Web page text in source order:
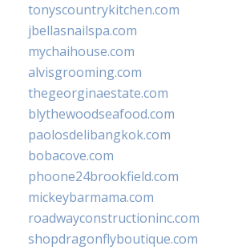
tonyscountrykitchen.com
jbellasnailspa.com
mychaihouse.com
alvisgrooming.com
thegeorginaestate.com
blythewoodseafood.com
paolosdelibangkok.com
bobacove.com
phoone24brookfield.com
mickeybarmama.com
roadwayconstructioninc.com
shopdragonflyboutique.com